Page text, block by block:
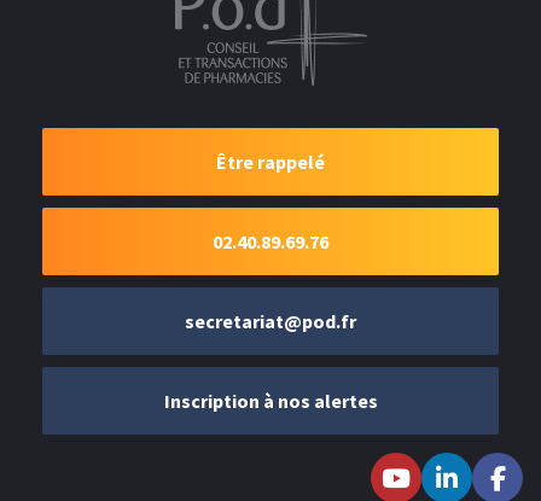
Être rappelé
02.40.89.69.76
secretariat@pod.fr
Inscription à nos alertes